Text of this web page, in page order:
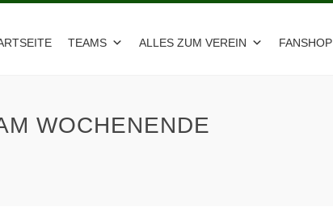
TEAMS ALLES ZUM VEREIN FANSHOP
WOCHENENDE